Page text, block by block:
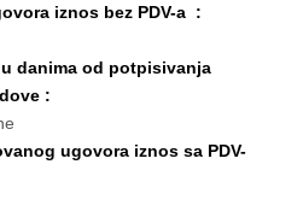
iznos bez PDV-a :
danima od potpisivanja
:
ugovora iznos sa PDV-